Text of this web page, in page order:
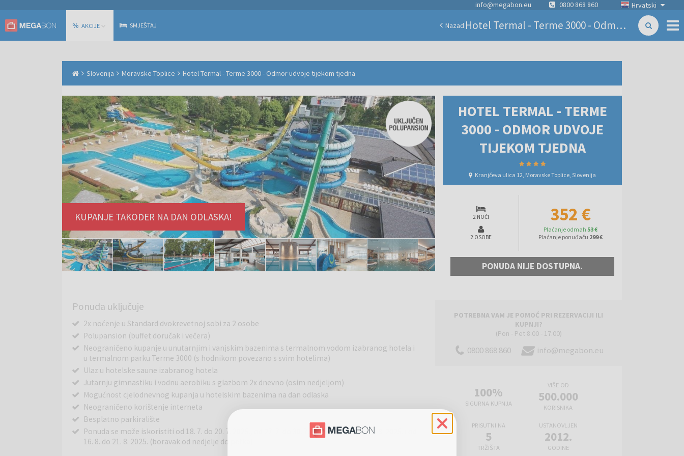
Hrvatski
info@megabon.eu 0800 868 860
% AKCIJE SMJEŠTAJ Nazad Hotel Termal - Terme 3000 - Odmor udvoje tijekom tjedna
Slovenija Moravske Toplice Hotel Termal - Terme 3000 - Odmor udvoje tijekom tjedna
HOTEL TERMAL - TERME
3000 - ODMOR UDVOJE
TIJEKOM TJEDNA
Kranjčeva ulica 12, Moravske Toplice, Slovenija
2 NOĆI
2 OSOBE
352 €
Plaćanje odmah 53 €
Plaćanje ponuđaču 299 €
PONUDA NIJE DOSTUPNA.
KUPANJE TAKOĐER NA DAN ODLASKA!
Ponuda uključuje
2x noćenje u Standard dvokrevetnoj sobi za 2 osobe
Polupansion (buffet doručak i večera)
Neograničeno kupanje u unutarnjim i vanjskim bazenima s termalnom vodom izabranog hotela i
u termalnom parku Terme 3000 (s hodnikom povezano s svim hotelima)
Ulaz u hotelske saune izabranog hotela
Jutarnju gimnastiku i vodnu aerobiku s glazbom 2x dnevno (osim nedjeljom)
Mogućnost cjelodnevnog kupanja u hotelskim bazenima na dan odlaska
Neograničeno korištenje interneta
Besplatno parkiralište
Ponuda se može iskoristiti od 18. 7. do 20. 7. 2025., od 27. 7. do 30. 7. 2025., od 3. 8. do 10. 8. 2025. i od
16. 8. do 21. 8. 2025. (boravak od nedjelje do petka)
POTREBNA VAM JE POMOĆ PRI REZERVACIJI ILI
KUPNJI?
(Pon - Pet 8.00 - 17.00)
0800 868 860 info@megabon.eu
100%
SIGURNA KUPNJA
VIŠE OD
500.000
KORISNIKA
PRISUTNI NA
5
TRŽIŠTA
USTANOVLJEN
2012.
GODINE